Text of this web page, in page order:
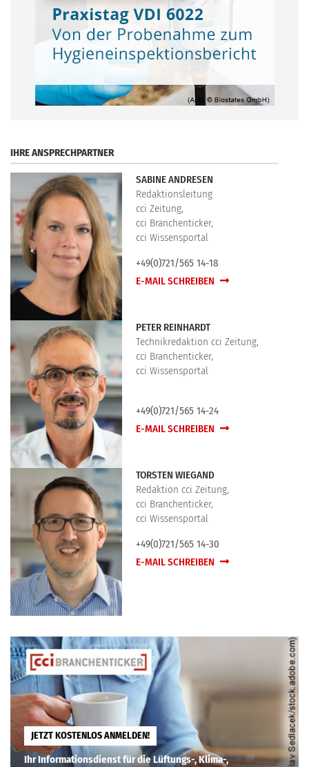
IHRE ANSPRECHPARTNER
SABINE ANDRESEN
Redaktionsleitung
cci Zeitung,
cci Branchenticker,
cci Wissensportal
+49(0)721/565 14-18
E-MAIL SCHREIBEN
PETER REINHARDT
Technikredaktion cci Zeitung,
cci Branchenticker,
cci Wissensportal
+49(0)721/565 14-24
E-MAIL SCHREIBEN
TORSTEN WIEGAND
Redaktion cci Zeitung,
cci Branchenticker,
cci Wissensportal
+49(0)721/565 14-30
E-MAIL SCHREIBEN
JETZT KOSTENLOS ANMELDEN!
Ihr Informationsdienst für die Lüftungs-, Klima-,